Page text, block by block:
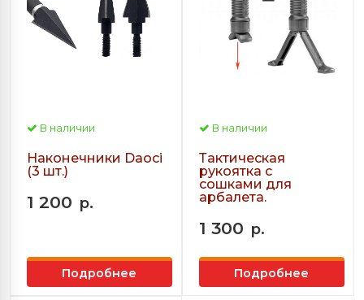
В наличии
Наконечники Daoci
(3 шт.)
1 200 р.
Подробнее
В наличии
Тактическая
рукоятка с
сошками для
арбалета.
1 300 р.
Подробнее